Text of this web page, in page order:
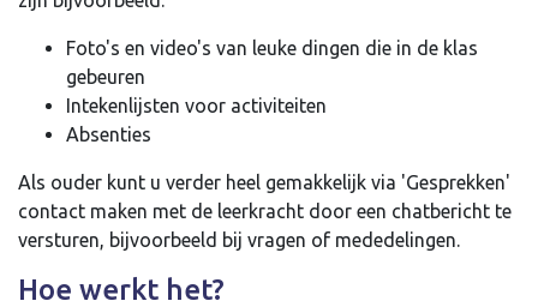
Foto's en video's van leuke dingen die in de klas
gebeuren
Intekenlijsten voor activiteiten
Absenties
Als ouder kunt u verder heel gemakkelijk via 'Gesprekken'
contact maken met de leerkracht door een chatbericht te
versturen, bijvoorbeeld bij vragen of mededelingen.
Hoe werkt het?